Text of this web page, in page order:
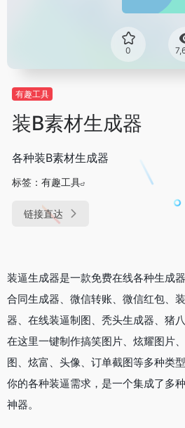
0
有趣工具
装B素材生成器
各种装B素材生成器
标签： 有趣工具
链接直达
装逼生成器是一款免费在线各种生成
合同生成器、微信转账、微信红包、
器、在线装逼制图、秃头生成器、猪
在这里一键制作搞笑图片、炫耀图片
图、炫富、头像、订单截图等多种类
你的各种装逼需求，是一个集成了多
神器。